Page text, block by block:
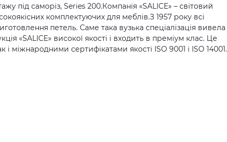
під саморіз, Series 200.Компанія «SALICE» – світовий
комплектуючих для меблів.З 1957 року всі
петель. Саме така вузька спеціалізація вивела
«SALICE» високої якості і входить в преміум клас. Це
міжнародними сертифікатами якості ISO 9001 і ISO 14001.